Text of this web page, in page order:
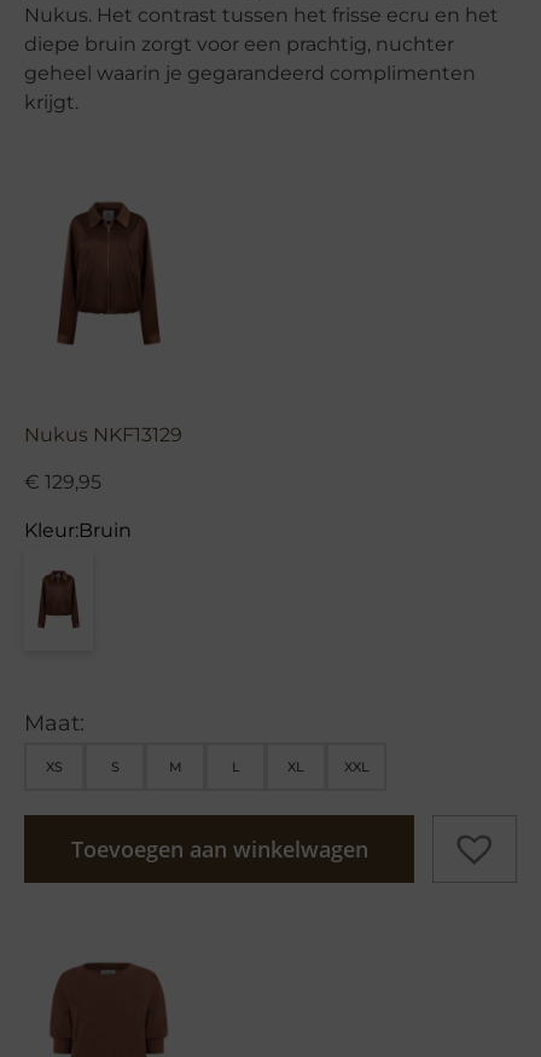
Nukus. Het contrast tussen het frisse ecru en het
diepe bruin zorgt voor een prachtig, nuchter
geheel waarin je gegarandeerd complimenten
krijgt.
Nukus NKF13129
€ 129,95
Kleur:Bruin
Maat:
XS S M L XL XXL
Toevoegen aan winkelwagen